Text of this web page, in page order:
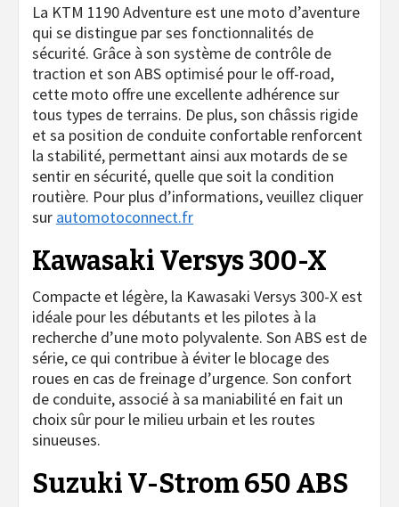
La KTM 1190 Adventure est une moto d’aventure
qui se distingue par ses fonctionnalités de
sécurité. Grâce à son système de contrôle de
traction et son ABS optimisé pour le off-road,
cette moto offre une excellente adhérence sur
tous types de terrains. De plus, son châssis rigide
et sa position de conduite confortable renforcent
la stabilité, permettant ainsi aux motards de se
sentir en sécurité, quelle que soit la condition
routière. Pour plus d’informations, veuillez cliquer
sur automotoconnect.fr
Kawasaki Versys 300-X
Compacte et légère, la Kawasaki Versys 300-X est
idéale pour les débutants et les pilotes à la
recherche d’une moto polyvalente. Son ABS est de
série, ce qui contribue à éviter le blocage des
roues en cas de freinage d’urgence. Son confort
de conduite, associé à sa maniabilité en fait un
choix sûr pour le milieu urbain et les routes
sinueuses.
Suzuki V-Strom 650 ABS